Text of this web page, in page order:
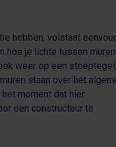
hebben, volstaat
hoe je lichte tussen
weer op een stoeptegel,
staan over het
moment dat hier
een constructeur te